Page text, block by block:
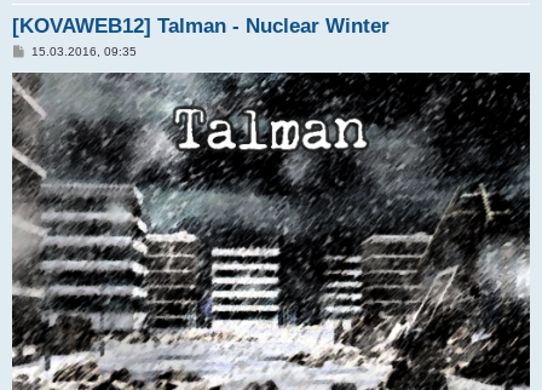
[KOVAWEB12] Talman - Nuclear Winter
V
e
s
t
i
15.03.2016, 09:35